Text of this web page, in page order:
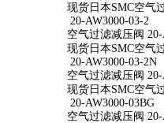
现货日本SMC空气
20-AW3000-03-2
空气过滤减压阀 20-
现货日本SMC空气
20-AW3000-03-2N
空气过滤减压阀
现货日本SMC空气
20-AW3000-03BG
空气过滤减压阀 20-